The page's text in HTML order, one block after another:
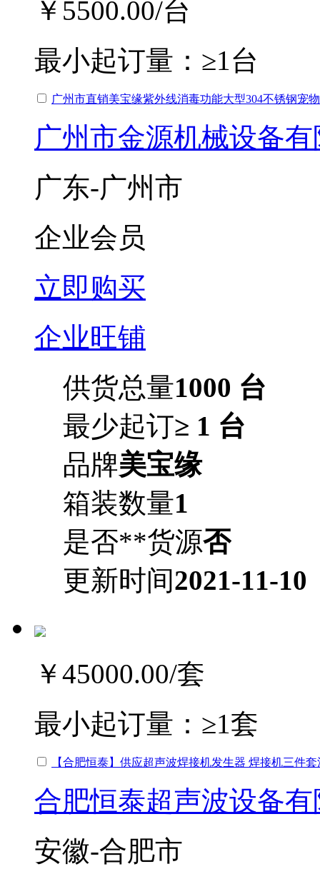
￥5500.00/台
最小起订量： ≥1台
广州市直销美宝缘紫外线消毒功能大型304不锈钢宠
广州市金源机械设备
广东-广州市
企业会员
立即购买
企业旺铺
供货总量1000 台
最少起订≥ 1 台
品牌美宝缘
箱装数量1
是否**货源否
更新时间2021-11-10
￥45000.00/套
最小起订量： ≥1套
【合肥恒泰】供应超声波焊接机发生器 焊接机三件
合肥恒泰超声波设备
安徽-合肥市